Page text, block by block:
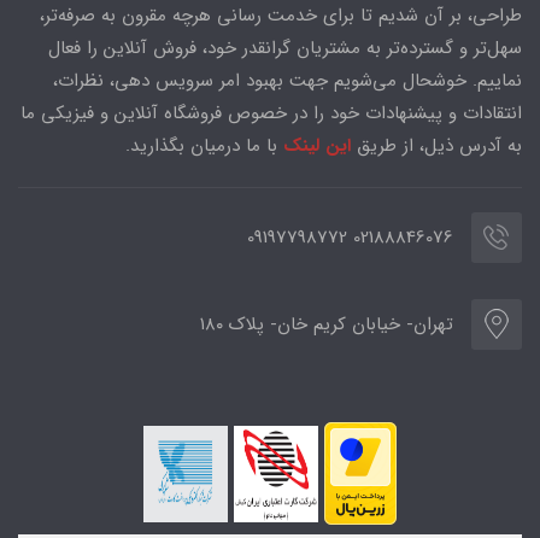
طراحی، بر آن شدیم تا برای خدمت رسانی هرچه مقرون به صرفه‌تر،
سهل‌تر و گسترده‌تر به مشتریان گرانقدر خود، فروش آنلاین را فعال
نماییم. خوشحال می‌شویم جهت بهبود امر سرویس دهی، نظرات،
انتقادات و پیشنهادات خود را در خصوص فروشگاه آنلاین و فیزیکی ما
به آدرس ذیل، از طریق این لینک با ما درمیان بگذارید.
02188846076 09197798772
تهران- خیابان کریم خان- پلاک ۱۸۰